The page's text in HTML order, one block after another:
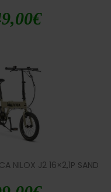
€
NILOX J2 16×2,1P SAND